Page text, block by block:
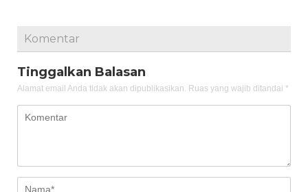
Komentar
Tinggalkan Balasan
Alamat email Anda tidak akan dipublikasikan. Ruas yang wajib ditandai *